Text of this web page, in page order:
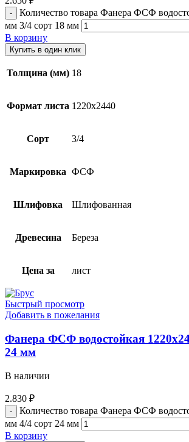
Количество товара Фанера ФСФ
мм 3/4 сорт 18 мм
В корзину
Купить в один клик
Толщина (мм) 18
Формат листа 1220х2440
Сорт 3/4
Маркировка ФСФ
Шлифовка Шлифованная
Древесина Береза
Цена за лист
Быстрый просмотр
Добавить в пожелания
Фанера ФСФ водостойкая
24 мм
В наличии
2.830 ₽
Количество товара Фанера ФСФ
мм 4/4 сорт 24 мм
В корзину